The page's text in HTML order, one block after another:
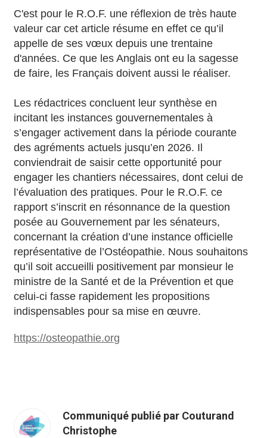
C'est pour le R.O.F. une réflexion de très haute
valeur car cet article résume en effet ce qu’il
appelle de ses vœux depuis une trentaine
d'années. Ce que les Anglais ont eu la sagesse
de faire, les Français doivent aussi le réaliser.
Les rédactrices concluent leur synthèse en
incitant les instances gouvernementales à
s’engager activement dans la période courante
des agréments actuels jusqu’en 2026. Il
conviendrait de saisir cette opportunité pour
engager les chantiers nécessaires, dont celui de
l’évaluation des pratiques. Pour le R.O.F. ce
rapport s’inscrit en résonnance de la question
posée au Gouvernement par les sénateurs,
concernant la création d’une instance officielle
représentative de l’Ostéopathie. Nous souhaitons
qu’il soit accueilli positivement par monsieur le
ministre de la Santé et de la Prévention et que
celui-ci fasse rapidement les propositions
indispensables pour sa mise en œuvre.
https://osteopathie.org
Communiqué publié par Couturand
Christophe